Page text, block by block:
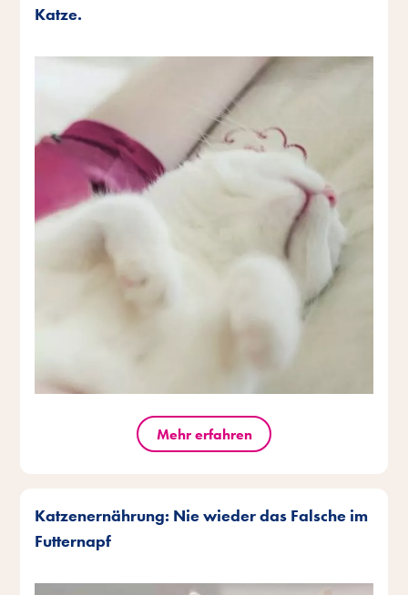
Katze.
Mehr erfahren
Katzenernährung: Nie wieder das Falsche im
Futternapf